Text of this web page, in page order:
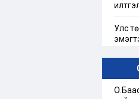
Улс